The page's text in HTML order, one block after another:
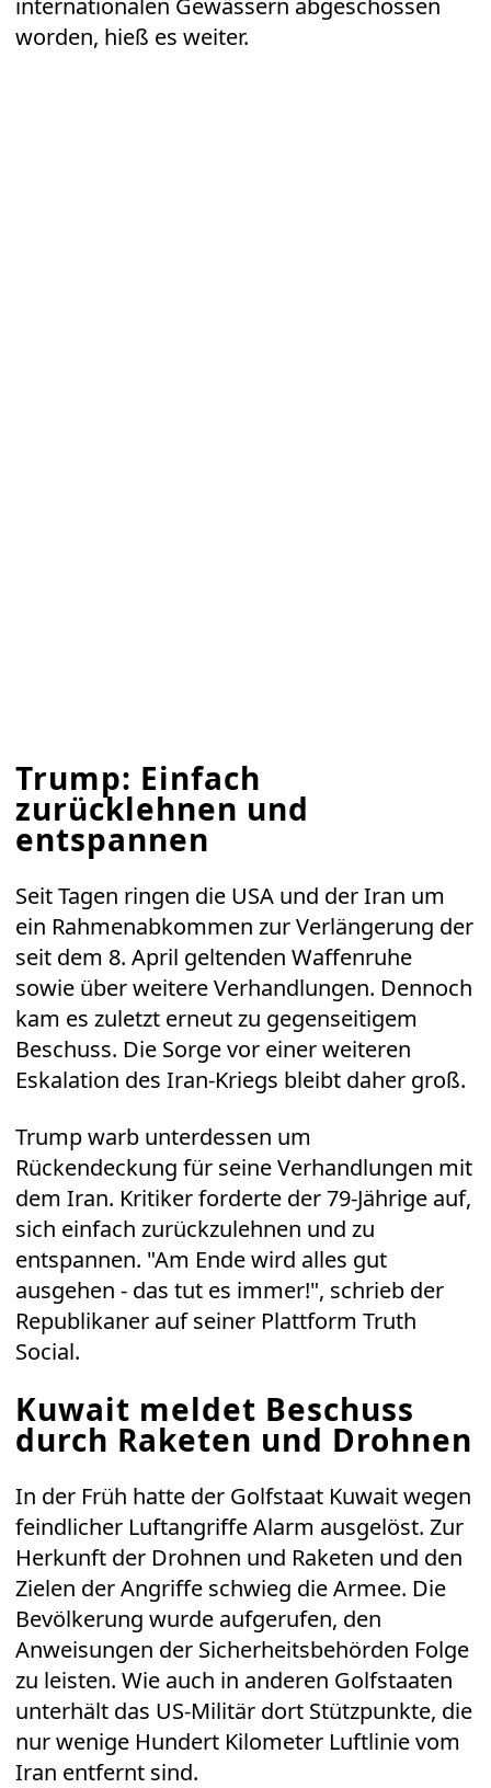
internationalen Gewässern abgeschossen
worden, hieß es weiter.
Trump: Einfach
zurücklehnen und
entspannen
Seit Tagen ringen die USA und der Iran um
ein Rahmenabkommen zur Verlängerung der
seit dem 8. April geltenden Waffenruhe
sowie über weitere Verhandlungen. Dennoch
kam es zuletzt erneut zu gegenseitigem
Beschuss. Die Sorge vor einer weiteren
Eskalation des Iran-Kriegs bleibt daher groß.
Trump warb unterdessen um
Rückendeckung für seine Verhandlungen mit
dem Iran. Kritiker forderte der 79-Jährige auf,
sich einfach zurückzulehnen und zu
entspannen. "Am Ende wird alles gut
ausgehen - das tut es immer!", schrieb der
Republikaner auf seiner Plattform Truth
Social.
Kuwait meldet Beschuss
durch Raketen und Drohnen
In der Früh hatte der Golfstaat Kuwait wegen
feindlicher Luftangriffe Alarm ausgelöst. Zur
Herkunft der Drohnen und Raketen und den
Zielen der Angriffe schwieg die Armee. Die
Bevölkerung wurde aufgerufen, den
Anweisungen der Sicherheitsbehörden Folge
zu leisten. Wie auch in anderen Golfstaaten
unterhält das US-Militär dort Stützpunkte, die
nur wenige Hundert Kilometer Luftlinie vom
Iran entfernt sind.